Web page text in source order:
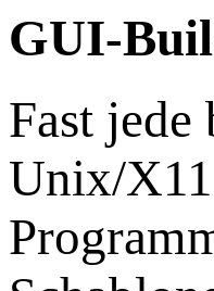
GUI-
Fast jede
Unix/